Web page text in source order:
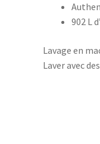
902 L
Lavage en
Laver avec